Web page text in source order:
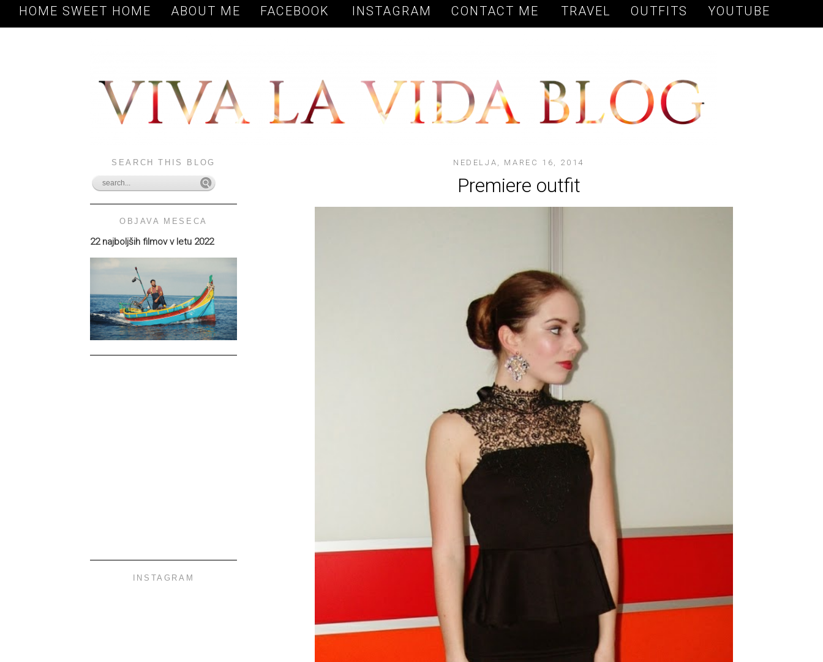
Vow to Fashion
HOME SWEET HOME ABOUT ME FACEBOOK INSTAGRAM CONTACT ME TRAVEL OUTFITS YOUTUBE
NEDELJA, MAREC 16, 2014
Premiere outfit
SEARCH THIS BLOG
OBJAVA MESECA
22 najboljših filmov v letu 2022
INSTAGRAM